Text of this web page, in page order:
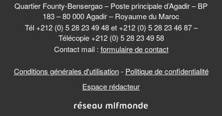
Quartier Founty-Bensergao – Poste principale d’Agadir – BP
183 – 80 000 Agadir – Royaume du Maroc
Tél +212 (0) 5 28 23 49 48 et +212 (0) 5 28 23 46 87 –
Télécopie +212 (0) 5 28 23 49 58
Contact mail : formulaire de contact
Conditions générales d'utilisation- Politique de confidentialité
Espace rédacteur